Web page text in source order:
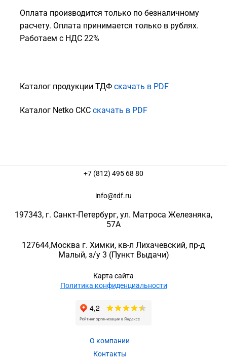
Оплата производится только по безналичному
расчету. Оплата принимается только в рублях.
Работаем с НДС 22%
Каталог продукции ТДФ скачать в PDF
Каталог Netko СКС скачать в PDF
+7 (812) 495 68 80
info@tdf.ru
197343, г. Санкт-Петербург, ул. Матроса Железняка,
57A
127644,Москва г. Химки, кв-л Лихачевский, пр-д
Малый, з/у 3 (Пункт Выдачи)
Карта сайта
Политика конфиденциальности
О компании
Контакты